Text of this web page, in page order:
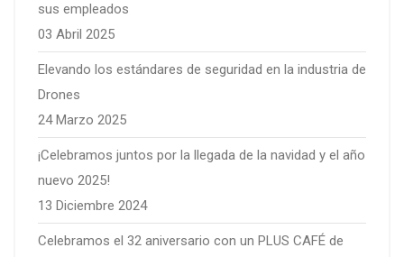
sus empleados
03 Abril 2025
Elevando los estándares de seguridad en la industria de
Drones
24 Marzo 2025
¡Celebramos juntos por la llegada de la navidad y el año
nuevo 2025!
13 Diciembre 2024
Celebramos el 32 aniversario con un PLUS CAFÉ de